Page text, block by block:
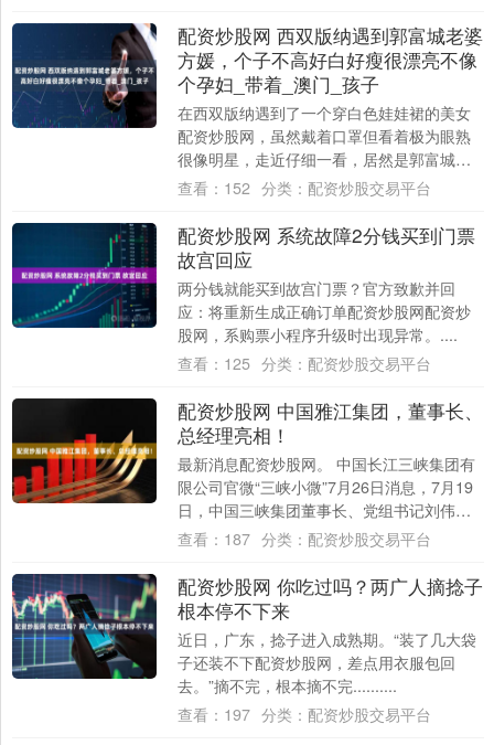
配资炒股网 西双版纳遇到郭富城老婆
方媛，个子不高好白好瘦很漂亮不像
个孕妇_带着_澳门_孩子
在西双版纳遇到了一个穿白色娃娃裙的美女
配资炒股网，虽然戴着口罩但看着极为眼熟
很像明星，走近仔细一看，居然是郭富城的
老婆方媛，已经是怀孕中晚期的她真的一点
查看： 152 分类： 配资炒股交易平台
配资炒股网 系统故障2分钱买到门票
故宫回应
两分钱就能买到故宫门票？官方致歉并回
应：将重新生成正确订单配资炒股网配资炒
股网，系购票小程序升级时出现异常。....
查看： 125 分类： 配资炒股交易平台
配资炒股网 中国雅江集团，董事长、
总经理亮相！
最新消息配资炒股网。 中国长江三峡集团有
限公司官微“三峡小微”7月26日消息，7月19
日，中国三峡集团董事长、党组书记刘伟平
在西藏林芝与中国雅江集团董事长、党组....
查看： 187 分类： 配资炒股交易平台
配资炒股网 你吃过吗？两广人摘捻子
根本停不下来
近日，广东，捻子进入成熟期。“装了几大袋
子还装不下配资炒股网，差点用衣服包回
去。”摘不完，根本摘不完..........
查看： 197 分类： 配资炒股交易平台